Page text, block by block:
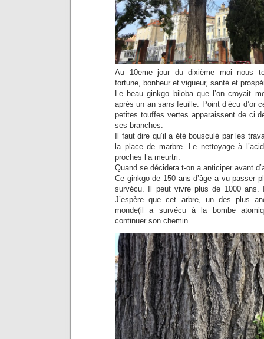
Au 10eme jour du dixième moi nous
fortune, bonheur et vigueur, santé et
Le beau ginkgo biloba que l’on croyait
après un an sans feuille. Point d’écu d’or
petites touffes vertes apparaissent de ci
ses branches.
Il faut dire qu’il a été bousculé par les
la place de marbre. Le nettoyage à
proches l’a meurtri.
Quand se décidera t-on a anticiper avant
Ce ginkgo de 150 ans d’âge a vu passer
survécu. Il peut vivre plus de 1000 ans.
J’espère que cet arbre, un des plus
monde(il a survécu à la bombe
continuer son chemin.